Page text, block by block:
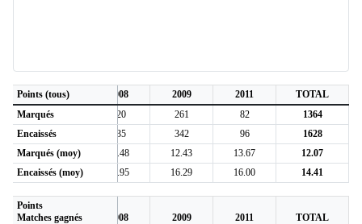
Points (tous)
2007 2008 2009 2011
TOTAL
Marqués367 220 261 82
1364
Encaissés
376 335 342 96
1628
Marqués (moy)
12.66 10.48 12.43 13.67
12.07
Encaissés (moy)
12.97 15.95 16.29 16.00 14.41
Points
Matches gagnés
2007 2008 2009 2011
TOTAL